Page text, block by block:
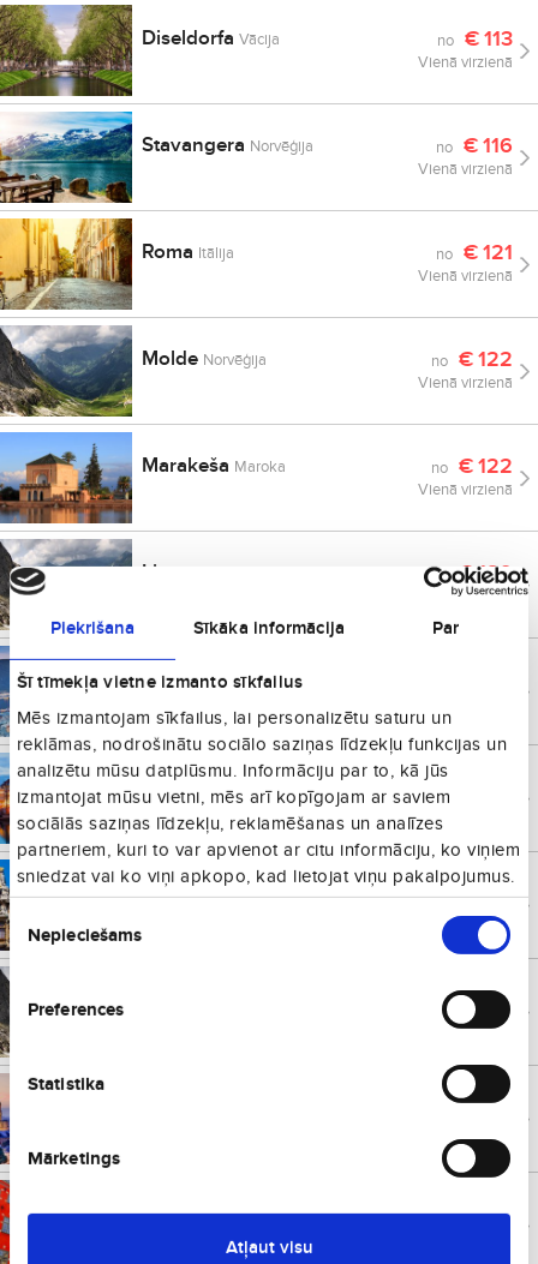
Piekrišana Sīkāka informācija Par
Šī tīmekļa vietne izmanto sīkfailus
Mēs izmantojam sīkfailus, lai personalizētu saturu un
reklāmas, nodrošinātu sociālo saziņas līdzekļu funkcijas un
analizētu mūsu datplūsmu. Informāciju par to, kā jūs
izmantojat mūsu vietni, mēs arī kopīgojam ar saviem
sociālās saziņas līdzekļu, reklamēšanas un analīzes
partneriem, kuri to var apvienot ar citu informāciju, ko viņiem
sniedzat vai ko viņi apkopo, kad lietojat viņu pakalpojumus.
Piekrišanas
izvēleNepieciešams
Preferences
Statistika
Mārketings
Atļaut visu
DiseldorfaVācija no €113
Vienā virzienā
Stavangera Norvēģija no €116
Vienā virzienā
Roma Itālija no €121
Vienā virzienā
Molde Norvēģija no €122
Vienā virzienā
Marakeša Maroka no €122
Vienā virzienā
Liona no €129
Vienā virzienā
Ālesunda Norvēģija
Kopenhāgena Dānija no
BriseleBeļģija no €130
Vienā virzienā
no € 131
Vienā virzienā
no €131
StokholmaZviedrija no €132